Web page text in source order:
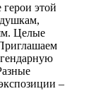
этой
Целые
–